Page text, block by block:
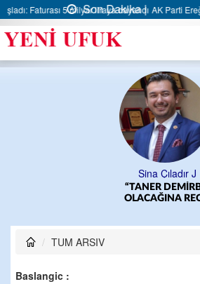
Son Dakika |AK Parti Ereğli İlçe
Sina Çıladır J
“TANER
OLACAĞINA
TUM ARSIV
Baslangic :